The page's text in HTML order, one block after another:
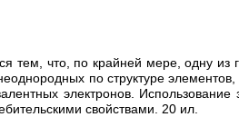
тем, что, по крайней мере, одну из
по структуре
электронов. Использование
свойствами. 20 ил.